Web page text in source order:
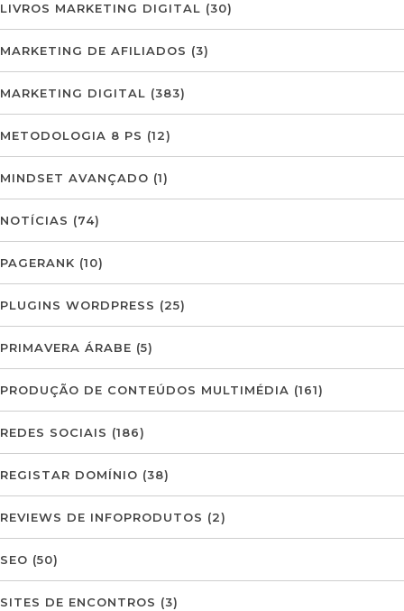
LIVROS MARKETING DIGITAL (30)
MARKETING DE AFILIADOS (3)
MARKETING DIGITAL (383)
METODOLOGIA 8 PS (12)
MINDSET AVANÇADO (1)
NOTÍCIAS (74)
PAGERANK (10)
PLUGINS WORDPRESS (25)
PRIMAVERA ÁRABE (5)
PRODUÇÃO DE CONTEÚDOS MULTIMÉDIA (161)
REDES SOCIAIS (186)
REGISTAR DOMÍNIO (38)
REVIEWS DE INFOPRODUTOS (2)
SEO (50)
SITES DE ENCONTROS (3)